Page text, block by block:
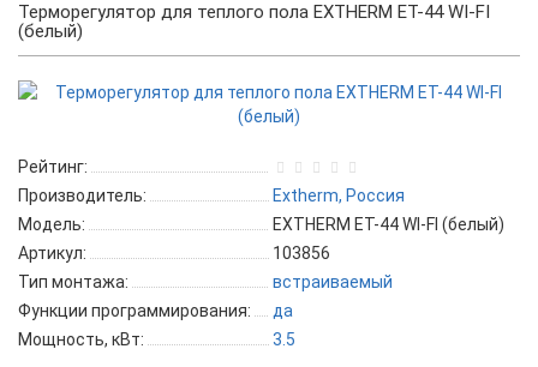
Терморегулятор для теплого пола EXTHERM ET-44 WI-FI
(белый)
Рейтинг:
Производитель:
Extherm, Россия
Модель:
EXTHERM ET-44 WI-FI (белый)
Артикул:
103856
Тип монтажа:
встраиваемый
Функции программирования:
да
Мощность, кВт:
3.5